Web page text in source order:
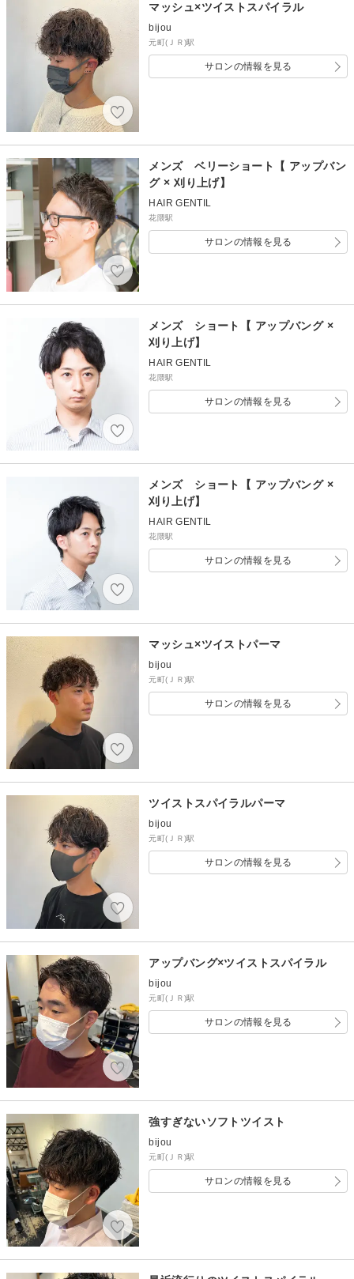
マッシュ×ツイストスパイラル
bijou
元町(ＪＲ)駅
サロンの情報を見る
メンズ ベリーショート【 アップバン
グ × 刈り上げ】
HAIR GENTIL
花隈駅
サロンの情報を見る
メンズ ショート【 アップバング ×
刈り上げ】
HAIR GENTIL
花隈駅
サロンの情報を見る
メンズ ショート【 アップバング ×
刈り上げ】
HAIR GENTIL
花隈駅
サロンの情報を見る
マッシュ×ツイストパーマ
bijou
元町(ＪＲ)駅
サロンの情報を見る
ツイストスパイラルパーマ
bijou
元町(ＪＲ)駅
サロンの情報を見る
アップバング×ツイストスパイラル
bijou
元町(ＪＲ)駅
サロンの情報を見る
強すぎないソフトツイスト
bijou
元町(ＪＲ)駅
サロンの情報を見る